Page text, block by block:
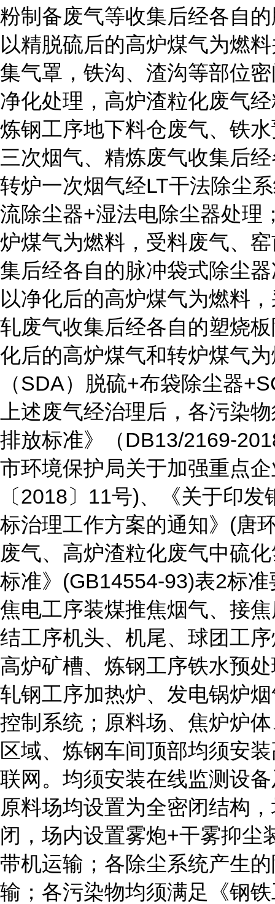
粉制备废气等收集后经各自
以精脱硫后的高炉煤气为燃
集气罩，铁沟、渣沟等部位
净化处理，高炉渣粒化废气
炼钢工序地下料仓废气、铁
三次烟气、精炼废气收集后
转炉一次烟气经LT干法除尘
流除尘器+湿法电除尘器处理
炉煤气为燃料，受料废气、
集后经各自的脉冲袋式除尘
以净化后的高炉煤气为燃料
轧废气收集后经各自的塑烧
化后的高炉煤气和转炉煤气
（SDA）脱硫+布袋除尘器
上述废气经治理后，各污染
排放标准》（DB13/2169-
市环境保护局关于加强重点
〔2018〕11号)、《关于印
标治理工作方案的通知》(唐
废气、高炉渣粒化废气中硫
标准》(GB14554-93)表2标准
焦电工序装煤推焦烟气、接
结工序机头、机尾、球团工
高炉矿槽、炼钢工序铁水预
轧钢工序加热炉、发电锅炉
控制系统；原料场、焦炉炉
区域、炼钢车间顶部均须安
联网。均须安装在线监测设
原料场均设置为全密闭结构
闭，场内设置雾炮+干雾抑尘
带机运输；各除尘系统产生
输；各污染物均须满足《钢